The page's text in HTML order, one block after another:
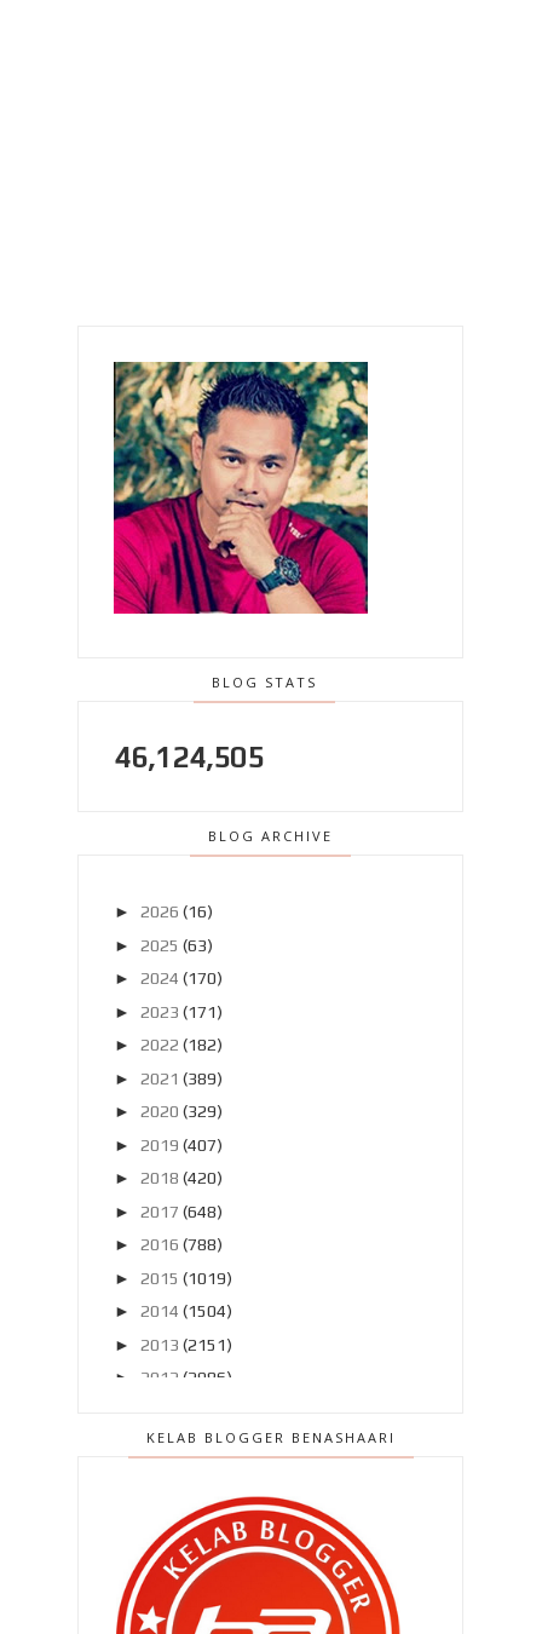
BLOG STATS
46,124,505
BLOG ARCHIVE
► 2026 (16)
► 2025 (63)
► 2024 (170)
► 2023 (171)
► 2022 (182)
► 2021 (389)
► 2020 (329)
► 2019 (407)
► 2018 (420)
► 2017 (648)
► 2016 (788)
► 2015 (1019)
► 2014 (1504)
► 2013 (2151)
► 2012 (2986)
2010(4406)
November 2010(502)
▼ Oktober 2010(453)
Aku teringin jadi dia ...
Sampai bila bila takkan cukup ..
KELAB BLOGGER BENASHAARI